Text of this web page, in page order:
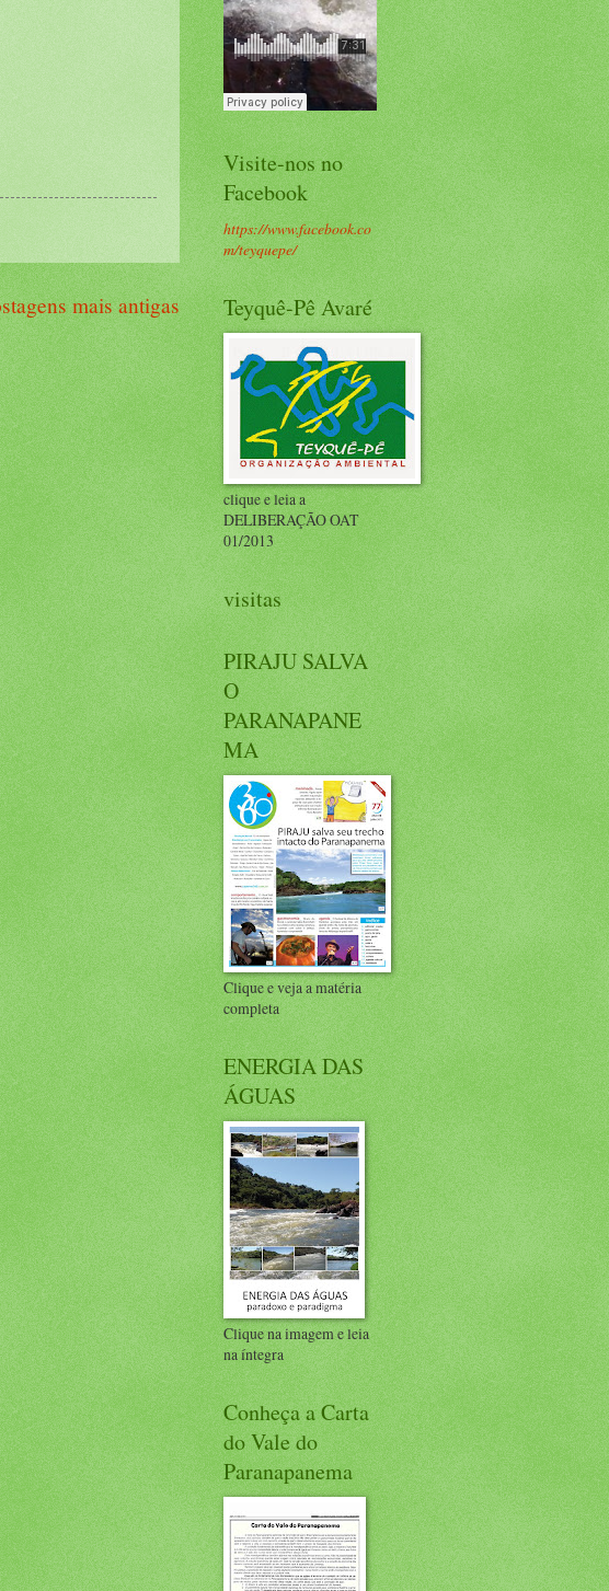
mais antigas
Visite-nos no
Facebook
https://www.facebook.co
m/teyquepe/
Teyquê-Pê Avaré
clique e leia a
DELIBERAÇÃO OAT
01/2013
visitas
PIRAJU SALVA
O
PARANAPANE
MA
Clique e veja a matéria
completa
ENERGIA DAS
ÁGUAS
Clique na imagem e leia
na íntegra
Conheça a Carta
do Vale do
Paranapanema